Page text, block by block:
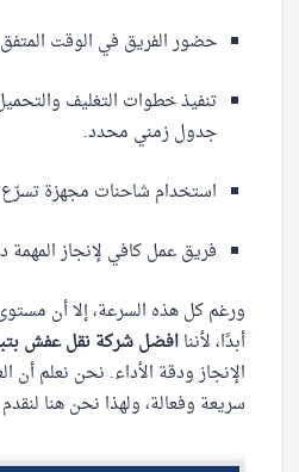
حضور الفريق في الوقت
تنفيذ خطوات التغليف
جدول زمني محدد.
استخدام شاحنات مجهزة تسرّع
فريق عمل كافي لإنجاز المهمة
ورغم كل هذه السرعة، إلا أن مستوى
أبدًا، لأنناافضل شركة نقل عفش
الإنجاز ودقة الأداء. نحن نعلم
سريعة وفعالة، ولهذا نحن هنا